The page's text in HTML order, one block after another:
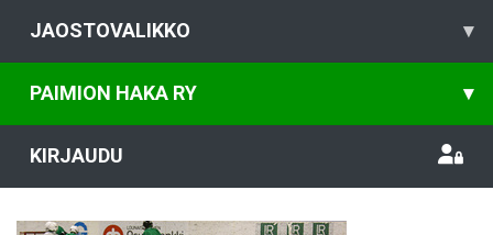
JAOSTOVALIKKO ▾
PAIMION HAKA RY ▾
KIRJAUDU